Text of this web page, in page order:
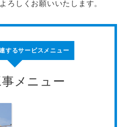
ろしくお願いいたします。
するサービスメニュー
メニュー